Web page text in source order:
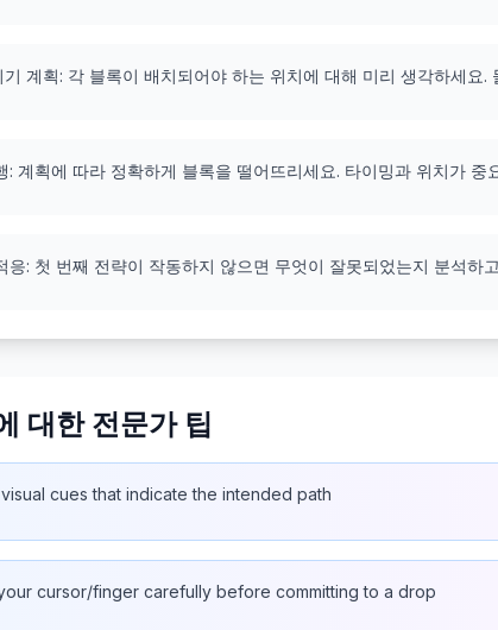
기 계획: 각 블록이 배치되어야 하는 위치에 대해 미리 생각하세요.
: 계획에 따라 정확하게 블록을 떨어뜨리세요. 타이밍과 위치가 중
응: 첫 번째 전략이 작동하지 않으면 무엇이 잘못되었는지 분석하
대한 전문가 팁
cues that indicate the intended path
cursor/finger carefully before committing to a drop